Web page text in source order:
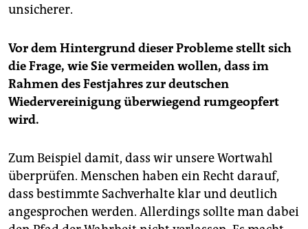
unsicherer.
Vor dem Hintergrund dieser Probleme stellt sich
die Frage, wie Sie vermeiden wollen, dass im
Rahmen des Festjahres zur deutschen
Wiedervereinigung überwiegend rumgeopfert
wird.
Zum Beispiel damit, dass wir unsere Wortwahl
überprüfen. Menschen haben ein Recht darauf,
dass bestimmte Sachverhalte klar und deutlich
angesprochen werden. Allerdings sollte man dabei